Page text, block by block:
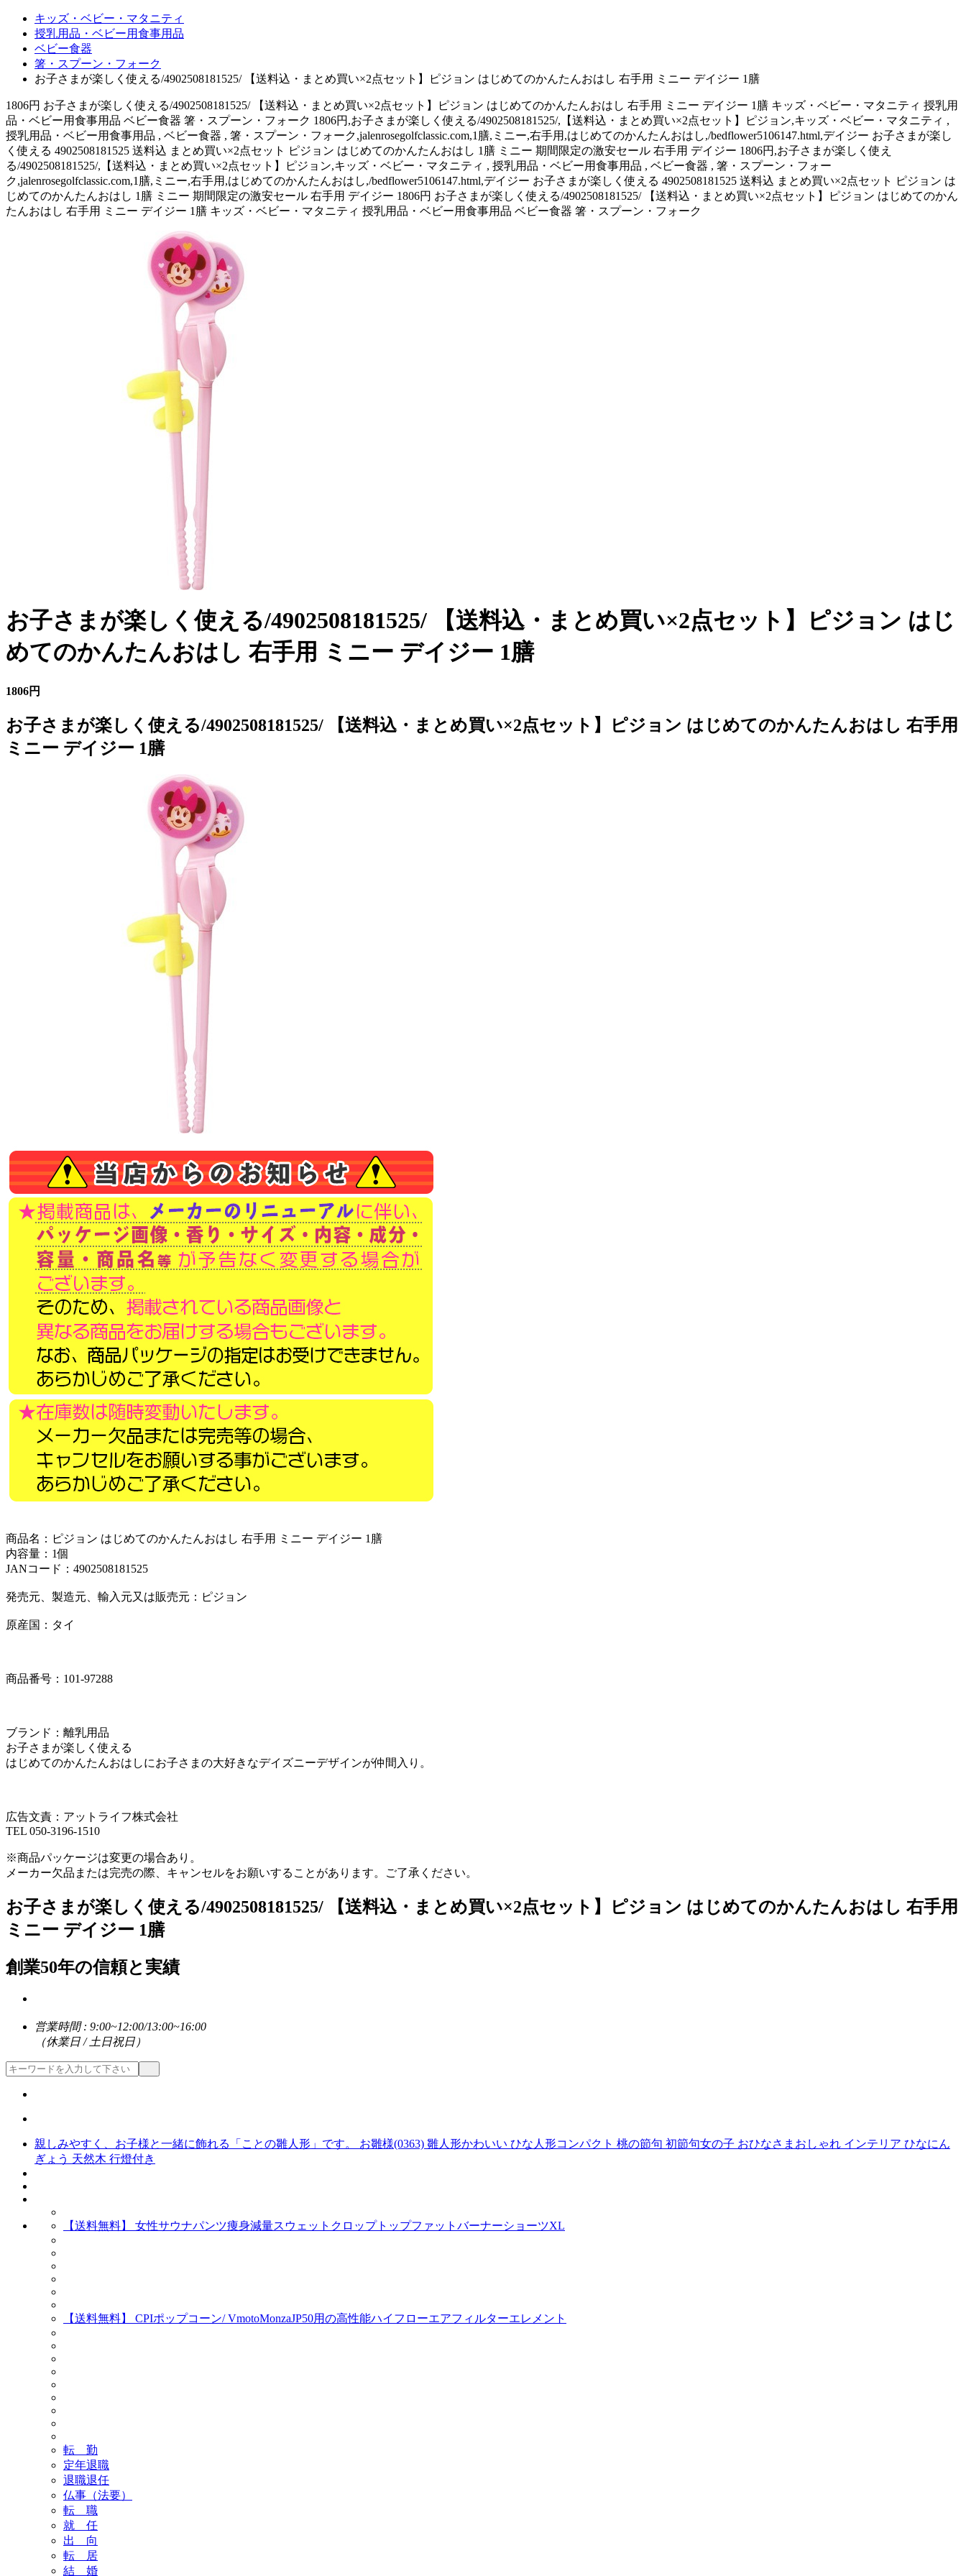
キッズ・ベビー・マタニティ
授乳用品・ベビー用食事用品
ベビー食器
箸・スプーン・フォーク
お子さまが楽しく使える/4902508181525/ 【送料込・まとめ買い×2点セット】ピジョン はじめてのかんたんおはし 右手用 ミニー デイジー 1膳
1806円 お子さまが楽しく使える/4902508181525/ 【送料込・まとめ買い×2点セット】ピジョン はじめてのかんたんおはし 右手用 ミニー デイジー 1膳 キッズ・ベビー・マタニティ 授乳用
品・ベビー用食事用品 ベビー食器 箸・スプーン・フォーク 1806円,お子さまが楽しく使える/4902508181525/,【送料込・まとめ買い×2点セット】ピジョン,キッズ・ベビー・マタニティ ,
授乳用品・ベビー用食事用品 , ベビー食器 , 箸・スプーン・フォーク,jalenrosegolfclassic.com,1膳,ミニー,右手用,はじめてのかんたんおはし,/bedflower5106147.html,デイジー お子さまが楽し
く使える 4902508181525 送料込 まとめ買い×2点セット ピジョン はじめてのかんたんおはし 1膳 ミニー 期間限定の激安セール 右手用 デイジー 1806円,お子さまが楽しく使え
る/4902508181525/,【送料込・まとめ買い×2点セット】ピジョン,キッズ・ベビー・マタニティ , 授乳用品・ベビー用食事用品 , ベビー食器 , 箸・スプーン・フォー
ク,jalenrosegolfclassic.com,1膳,ミニー,右手用,はじめてのかんたんおはし,/bedflower5106147.html,デイジー お子さまが楽しく使える 4902508181525 送料込 まとめ買い×2点セット ピジョン は
じめてのかんたんおはし 1膳 ミニー 期間限定の激安セール 右手用 デイジー 1806円 お子さまが楽しく使える/4902508181525/ 【送料込・まとめ買い×2点セット】ピジョン はじめてのかん
たんおはし 右手用 ミニー デイジー 1膳 キッズ・ベビー・マタニティ 授乳用品・ベビー用食事用品 ベビー食器 箸・スプーン・フォーク
お子さまが楽しく使える/4902508181525/ 【送料込・まとめ買い×2点セット】ピジョン はじ
めてのかんたんおはし 右手用 ミニー デイジー 1膳
1806円
お子さまが楽しく使える/4902508181525/ 【送料込・まとめ買い×2点セット】ピジョン はじめてのかんたんおはし 右手用
ミニー デイジー 1膳
商品名：ピジョン はじめてのかんたんおはし 右手用 ミニー デイジー 1膳
内容量：1個
JANコード：4902508181525
発売元、製造元、輸入元又は販売元：ピジョン
原産国：タイ
商品番号：101-97288
ブランド：離乳用品
お子さまが楽しく使える
はじめてのかんたんおはしにお子さまの大好きなデイズニーデザインが仲間入り。
広告文責：アットライフ株式会社
TEL 050-3196-1510
※商品パッケージは変更の場合あり。
メーカー欠品または完売の際、キャンセルをお願いすることがあります。ご了承ください。
お子さまが楽しく使える/4902508181525/ 【送料込・まとめ買い×2点セット】ピジョン はじめてのかんたんおはし 右手用
ミニー デイジー 1膳
創業50年の信頼と実績
営業時間 : 9:00~12:00/13:00~16:00
（休業日 / 土日祝日）
親しみやすく、お子様と一緒に飾れる「ことの雛人形」です。 お雛様(0363) 雛人形かわいい ひな人形コンパクト 桃の節句 初節句女の子 おひなさまおしゃれ インテリア ひなにん
ぎょう 天然木 行燈付き
【送料無料】 女性サウナパンツ痩身減量スウェットクロップトップファットバーナーショーツXL
【送料無料】 CPIポップコーン/ VmotoMonzaJP50用の高性能ハイフローエアフィルターエレメント
転 勤
定年退職
退職退任
仏事（法要）
転 職
就 任
出 向
転 居
結 婚